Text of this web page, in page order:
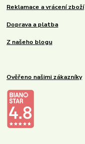
Reklamace a vrácení zboží
Doprava a platba
Z našeho blogu
Ověřeno našimi zákazníky